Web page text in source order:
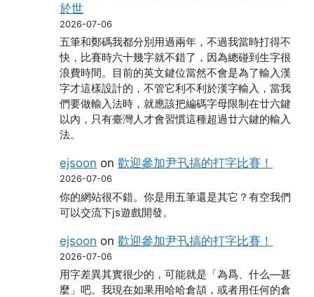
於世
2026-07-06
五筆和鄭碼我都分別用過兩年，不過我當時打得不
快，比賽時六十幾字就不錯了，因為總碰到生字很
浪費時間。目前的英文鍵位當然不會是為了輸入漢
字才這樣設計的，不管它利不利於漢字輸入，當我
們要做輸入法時，就應該把編碼字母限制在廿六鍵
以內，只有臺灣人才會習慣這種超過廿六鍵的輸入
法。
ejsoon on歡迎參加尹卂搞的打字比賽！
2026-07-06
你的網站很不錯。你是用五筆還是其它？有空我們
可以交流下js遊戲開發。
ejsoon on歡迎參加尹卂搞的打字比賽！
2026-07-06
用字差異其實很少的，可能就是「為爲、什么―甚
麼」吧。我現在如果用哈哈倉頡，或者用任何的倉